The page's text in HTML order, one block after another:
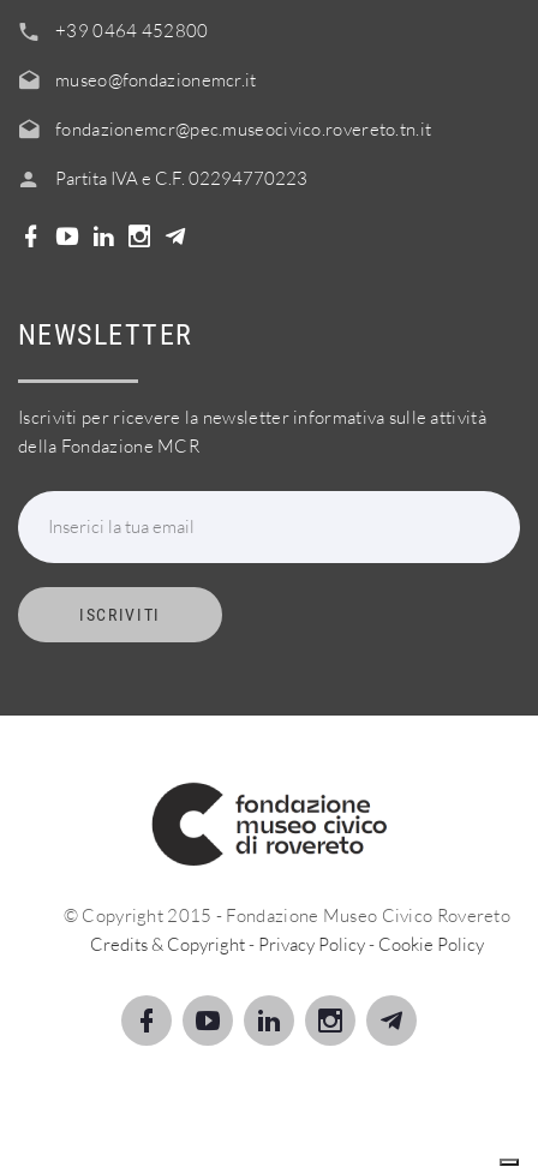
+39 0464 452800
museo@fondazionemcr.it
fondazionemcr@pec.museocivico.rovereto.tn.it
Partita IVA e C.F. 02294770223
NEWSLETTER
Iscriviti per ricevere la newsletter informativa sulle attività
della Fondazione MCR
Inserici la tua email
ISCRIVITI
© Copyright 2015 - Fondazione Museo Civico Rovereto
Credits & Copyright- Privacy Policy- Cookie Policy